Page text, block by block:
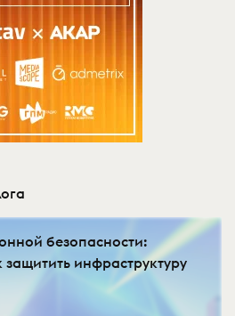
безопасности:
инфраструктуру